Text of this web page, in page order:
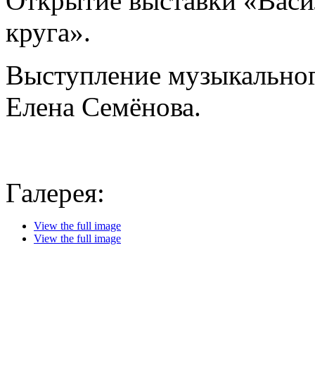
круга».
Выступление
Елена Семёнова.
Галерея:
View the full image
View the full image